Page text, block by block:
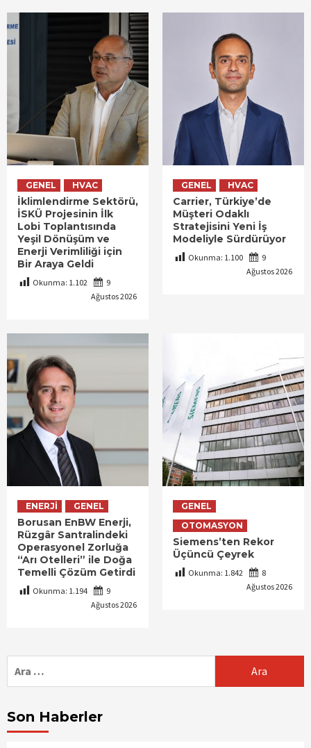
GENEL HVAC
İklimlendirme Sektörü,
İSKÜ Projesinin İlk
Lobi Toplantısında
Yeşil Dönüşüm ve
Enerji Verimliliği için
Bir Araya Geldi
Okunma: 1.102
9
Ağustos 2026
GENEL HVAC
Carrier, Türkiye’de
Müşteri Odaklı
Stratejisini Yeni İş
Modeliyle Sürdürüyor
Okunma: 1.100
9
Ağustos 2026
ENERJI GENEL
Borusan EnBW Enerji,
Rüzgâr Santralindeki
Operasyonel Zorluğa
“Arı Otelleri” ile Doğa
Temelli Çözüm Getirdi
Okunma: 1.194
9
Ağustos 2026
GENEL
OTOMASYON
Siemens’ten Rekor
Üçüncü Çeyrek
Okunma: 1.842
8
Ağustos 2026
Son Haberler